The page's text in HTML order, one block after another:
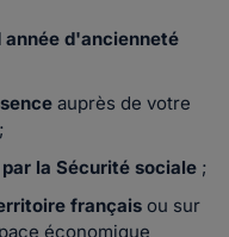
année d'ancienneté
auprès de votre
la Sécurité sociale ;
français ou sur
économique